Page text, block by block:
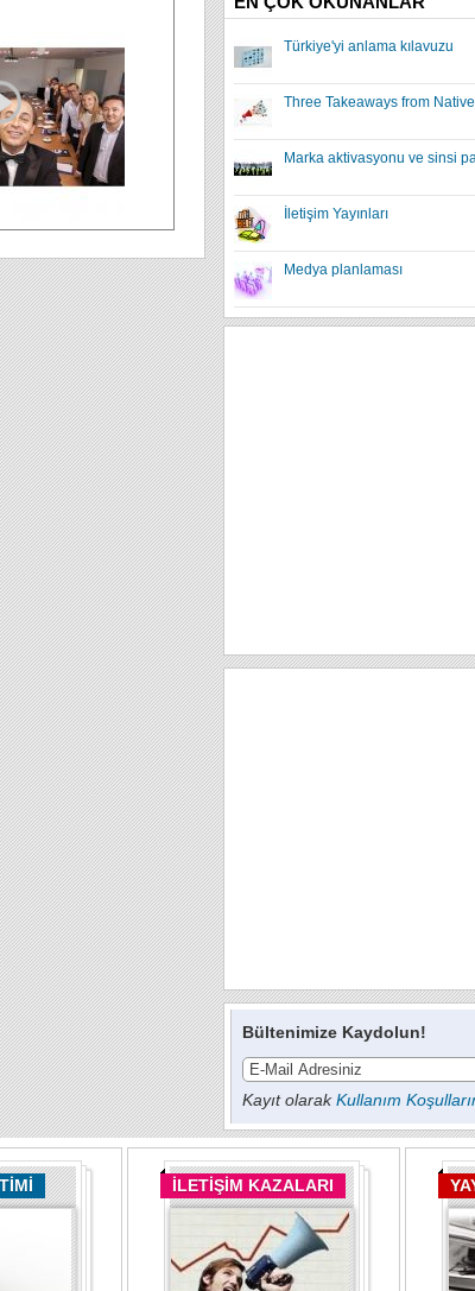
Türkiye'yi anlama kılavuzu
Three Takeaways from
Marka aktivasyonu ve sinsi
İletişim Yayınları
Medya planlaması
Bültenimize Kaydolun!
Kayıt olarakKullanım
İLETİŞİM KAZALARI